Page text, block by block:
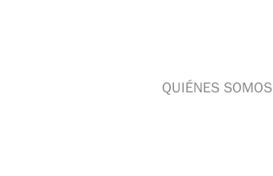
QUIÉNES SOMOS